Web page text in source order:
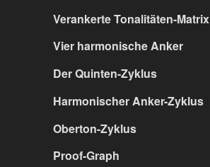
Verankerte Tonalitäten-Matrix
Vier harmonische Anker
Der Quinten-Zyklus
Harmonischer Anker-Zyklus
Oberton-Zyklus
Proof-Graph